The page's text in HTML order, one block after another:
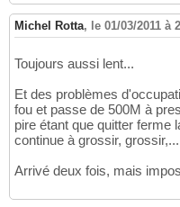
Michel Rotta, le 01/03/2011 à
Toujours aussi lent...
Et des problèmes
fou et passe de 500M à
pire étant que quitter ferme
continue à grossir, grossir,...
Arrivé deux fois, mais